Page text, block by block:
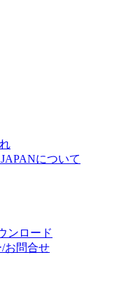
について
ンロード
お問合せ